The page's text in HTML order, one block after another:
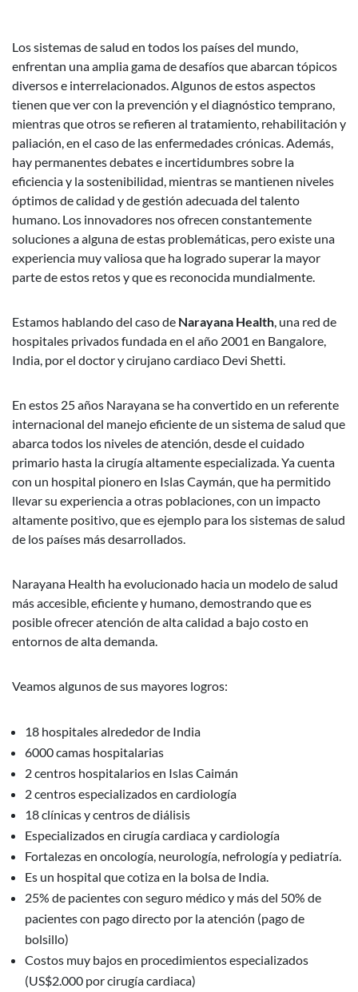
Los sistemas de salud en todos los países del mundo,
enfrentan una amplia gama de desafíos que abarcan tópicos
diversos e interrelacionados. Algunos de estos aspectos
tienen que ver con la prevención y el diagnóstico temprano,
mientras que otros se refieren al tratamiento, rehabilitación y
paliación, en el caso de las enfermedades crónicas. Además,
hay permanentes debates e incertidumbres sobre la
eficiencia y la sostenibilidad, mientras se mantienen niveles
óptimos de calidad y de gestión adecuada del talento
humano. Los innovadores nos ofrecen constantemente
soluciones a alguna de estas problemáticas, pero existe una
experiencia muy valiosa que ha logrado superar la mayor
parte de estos retos y que es reconocida mundialmente.
Estamos hablando del caso de Narayana Health , una red de
hospitales privados fundada en el año 2001 en Bangalore,
India, por el doctor y cirujano cardiaco Devi Shetti.
En estos 25 años Narayana se ha convertido en un referente
internacional del manejo eficiente de un sistema de salud que
abarca todos los niveles de atención, desde el cuidado
primario hasta la cirugía altamente especializada. Ya cuenta
con un hospital pionero en Islas Caymán, que ha permitido
llevar su experiencia a otras poblaciones, con un impacto
altamente positivo, que es ejemplo para los sistemas de salud
de los países más desarrollados.
Narayana Health ha evolucionado hacia un modelo de salud
más accesible, eficiente y humano, demostrando que es
posible ofrecer atención de alta calidad a bajo costo en
entornos de alta demanda.
Veamos algunos de sus mayores logros:
18 hospitales alrededor de India
6000 camas hospitalarias
2 centros hospitalarios en Islas Caimán
2 centros especializados en cardiología
18 clínicas y centros de diálisis
Especializados en cirugía cardiaca y cardiología
Fortalezas en oncología, neurología, nefrología y pediatría.
Es un hospital que cotiza en la bolsa de India.
25% de pacientes con seguro médico y más del 50% de
pacientes con pago directo por la atención (pago de
bolsillo)
Costos muy bajos en procedimientos especializados
(US$2.000 por cirugía cardiaca)